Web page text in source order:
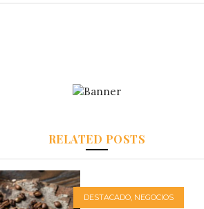
RELATED POSTS
DESTACADO, NEGOCIOS